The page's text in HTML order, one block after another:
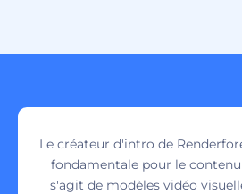
Le créateur d'intro de
fondamentale pour le
s'agit de modèles vidéo